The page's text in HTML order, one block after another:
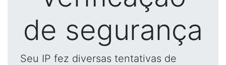
de segurança
Seu IP fez diversas tentativas de